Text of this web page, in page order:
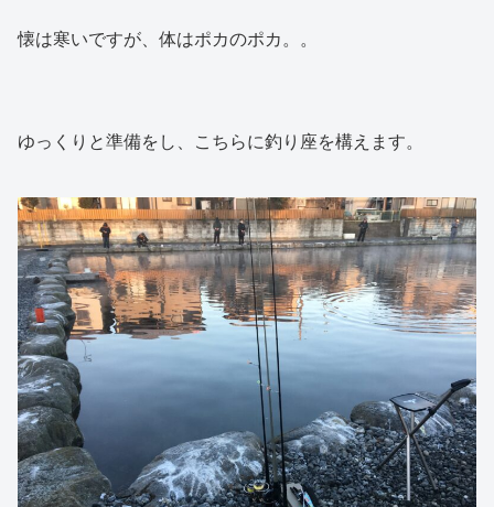
懐は寒いですが、体はポカのポカ。。
ゆっくりと準備をし、こちらに釣り座を構えます。